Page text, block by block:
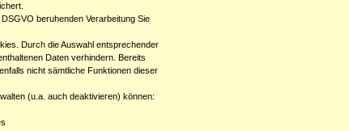
beruhenden Verarbeitung Sie
Durch die Auswahl entsprechender
Daten verhindern. Bereits
nicht sämtliche Funktionen dieser
(u.a. auch deaktivieren) können: